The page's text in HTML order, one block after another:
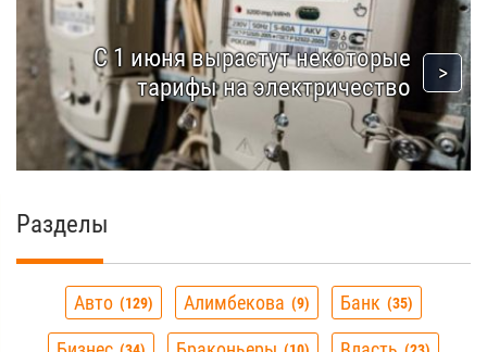
С 1 июня вырастут некоторые
тарифы на электричество
Разделы
Авто 129 Алимбекова 9 Банк 35